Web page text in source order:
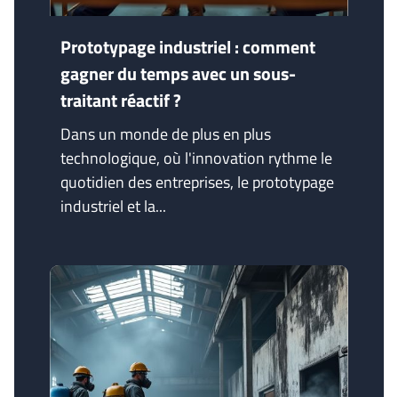
Prototypage industriel : comment
gagner du temps avec un sous-
traitant réactif ?
Dans un monde de plus en plus
technologique, où l'innovation rythme le
quotidien des entreprises, le prototypage
industriel et la...